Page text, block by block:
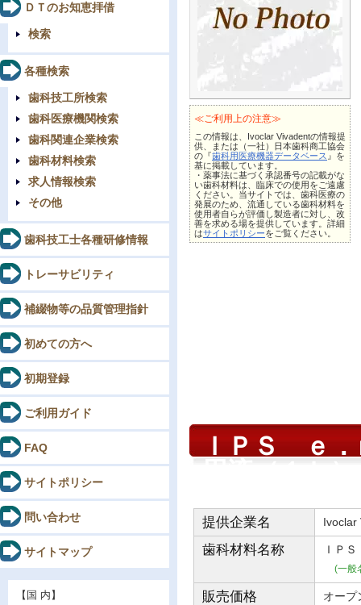
≪ご利用上の注意≫
この情報は、Ivoclar Vivadentの情報提
供、または（一社）日本歯科商工協会
の『歯科用医療機器データベース 』を
基に掲載しています。
・薬事法に基づく承認番号の記載がな
い歯科材料は、臨床での使用をご遠慮
ください。当サイトでは、歯科医療の
発展のため、流通している歯科材料を
使用者自らが評価し製造者に対し、改
善を求める場を提供しています。詳細
はサイトポリシーをご覧ください。
ＩＰＳ ｅ
提供企業名 Ivoclar
歯科材料名称 ＩＰ
(一般
販売価格 オープ
ＤＴのお知恵拝借
検索
各種検索
歯科技工所検索
歯科医療機関検索
歯科関連企業検索
歯科材料検索
求人情報検索
その他
歯科技工士各種研修情報
トレーサビリティ
補綴物等の品質管理指針
初めての方へ
初期登録
ご利用ガイド
FAQ
サイトポリシー
問い合わせ
サイトマップ
【国 内】